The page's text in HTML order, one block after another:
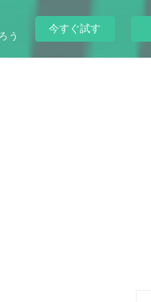
う
今すぐ試す